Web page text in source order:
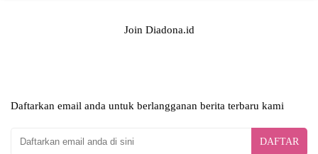
Join Diadona.id
Daftarkan email anda untuk berlangganan berita terbaru kami
DAFTAR